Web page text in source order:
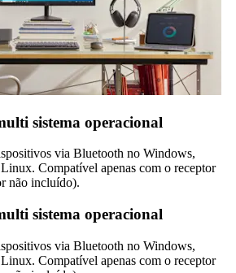
sistema operacional
via Bluetooth no Windows,
Compatível apenas com o receptor
não incluído).
sistema operacional
via Bluetooth no Windows,
Compatível apenas com o receptor